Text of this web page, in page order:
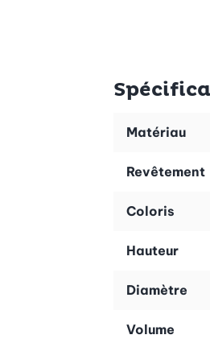
Matériau
Revêtement
Coloris
Hauteur
Diamètre
Volume